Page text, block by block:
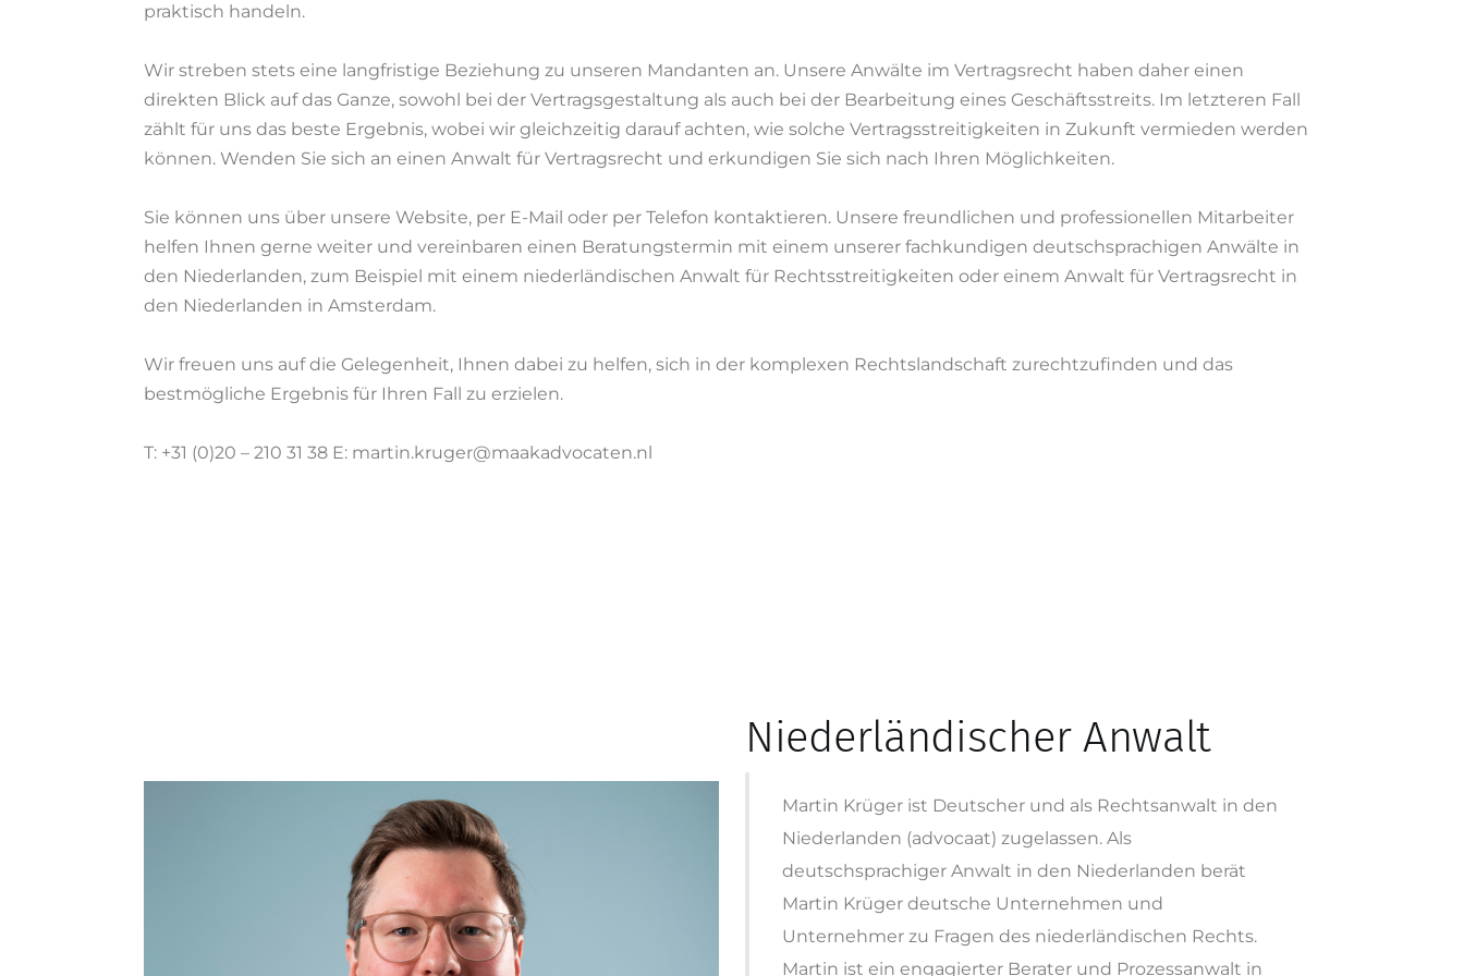
praktisch handeln.
Wir streben stets eine langfristige Beziehung zu unseren Mandanten an. Unsere Anwälte im Vertragsrecht haben daher einen
direkten Blick auf das Ganze, sowohl bei der Vertragsgestaltung als auch bei der Bearbeitung eines Geschäftsstreits. Im letzteren Fall
zählt für uns das beste Ergebnis, wobei wir gleichzeitig darauf achten, wie solche Vertragsstreitigkeiten in Zukunft vermieden werden
können. Wenden Sie sich an einen Anwalt für Vertragsrecht und erkundigen Sie sich nach Ihren Möglichkeiten.
Sie können uns über unsere Website, per E-Mail oder per Telefon kontaktieren. Unsere freundlichen und professionellen Mitarbeiter
helfen Ihnen gerne weiter und vereinbaren einen Beratungstermin mit einem unserer fachkundigen deutschsprachigen Anwälte in
den Niederlanden, zum Beispiel mit einem niederländischen Anwalt für Rechtsstreitigkeiten oder einem Anwalt für Vertragsrecht in
den Niederlanden in Amsterdam.
Wir freuen uns auf die Gelegenheit, Ihnen dabei zu helfen, sich in der komplexen Rechtslandschaft zurechtzufinden und das
bestmögliche Ergebnis für Ihren Fall zu erzielen.
T: +31 (0)20 – 210 31 38 E: martin.kruger@maakadvocaten.nl
Niederländischer Anwalt
Martin Krüger ist Deutscher und als Rechtsanwalt in den
Niederlanden (advocaat) zugelassen. Als
deutschsprachiger Anwalt in den Niederlanden berät
Martin Krüger deutsche Unternehmen und
Unternehmer zu Fragen des niederländischen Rechts.
Martin ist ein engagierter Berater und Prozessanwalt in